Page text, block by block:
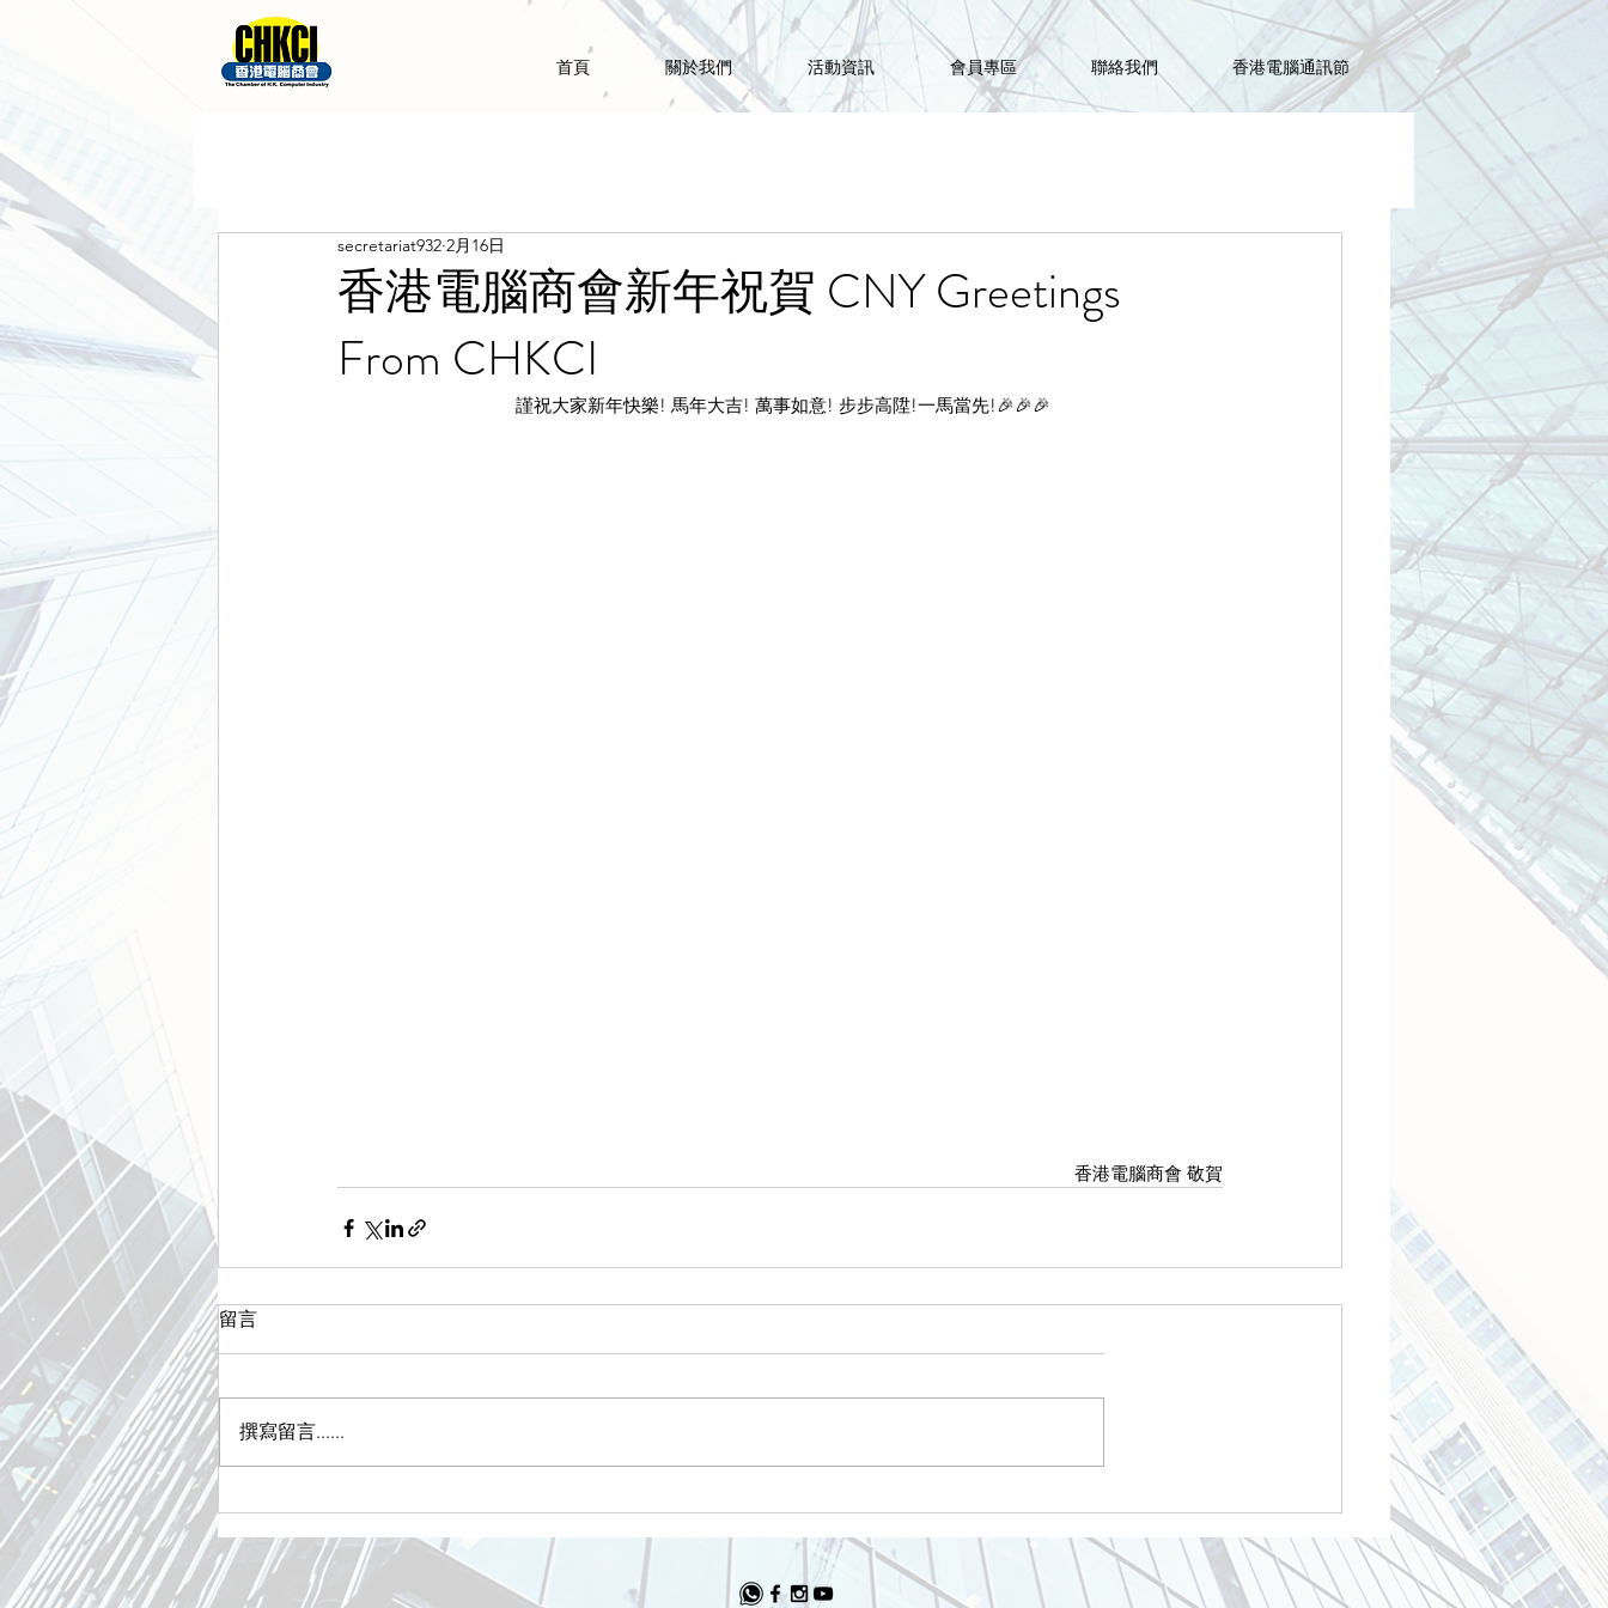
首頁 關於我們 活動資訊 會員專區 聯絡我們 香港電腦通訊節
香港電腦商會新年祝賀 CNY Greetings
From CHKCI
secretariat932 2月16日
謹祝大家新年快樂! 馬年大吉! 萬事如意! 步步高陞!一馬當先!🎉🎉🎉
香港電腦商會 敬賀
留言
撰寫留言......